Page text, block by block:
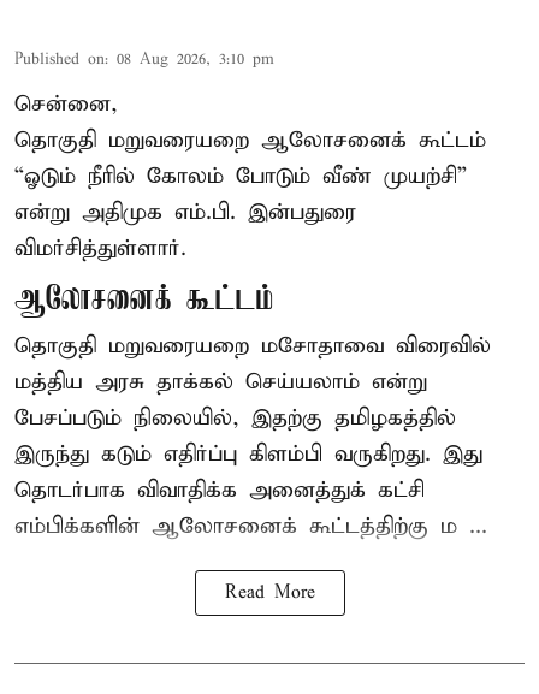
Published on: 08 Aug 2026, 3:10 pm
சென்னை,
தொகுதி மறுவரையறை ஆலோசனைக் கூட்டம்
“ஓடும் நீரில் கோலம் போடும் வீண் முயற்சி”
என்று அதிமுக எம்.பி. இன்பதுரை
விமர்சித்துள்ளார்.
ஆலோசனைக் கூட்டம்
தொகுதி மறுவரையறை மசோதாவை விரைவில்
மத்திய அரசு தாக்கல் செய்யலாம் என்று
பேசப்படும் நிலையில், இதற்கு தமிழகத்தில்
இருந்து கடும் எதிர்ப்பு கிளம்பி வருகிறது. இது
தொடர்பாக விவாதிக்க அனைத்துக் கட்சி
எம்பிக்களின் ஆலோசனைக் கூட்டத்திற்கு ம ...
Read More